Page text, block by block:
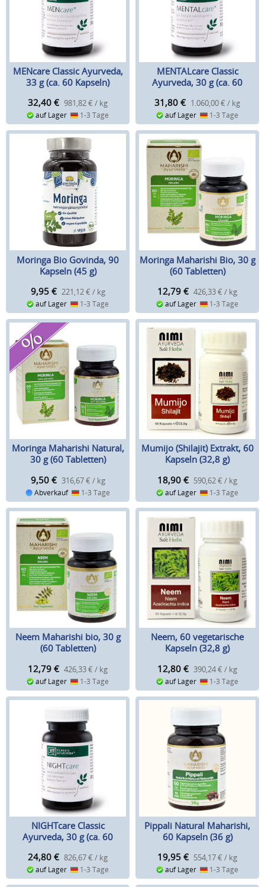
MENcare Classic Ayurveda,
33 g (ca. 60 Kapseln)
32,40 € 981,82 € / kg
auf Lager 1-3 Tage
MENTALcare Classic
Ayurveda, 30 g (ca. 60
31,80 € 1.060,00 € / kg
auf Lager 1-3 Tage
Moringa Bio Govinda, 90
Kapseln (45 g)
9,95 € 221,12 € / kg
auf Lager 1-3 Tage
Moringa Maharishi Bio, 30 g
(60 Tabletten)
12,79 € 426,33 € / kg
auf Lager 1-3 Tage
Moringa Maharishi Natural,
30 g (60 Tabletten)
9,50 € 316,67 € / kg
Abverkauf 1-3 Tage
Mumijo (Shilajit) Extrakt, 60
Kapseln (32,8 g)
18,90 € 590,62 € / kg
auf Lager 1-3 Tage
Neem Maharishi bio, 30 g
(60 Tabletten)
12,79 € 426,33 € / kg
auf Lager 1-3 Tage
Neem, 60 vegetarische
Kapseln (32,8 g)
12,80 € 390,24 € / kg
auf Lager 1-3 Tage
NIGHTcare Classic
Ayurveda, 30 g (ca. 60
24,80 € 826,67 € / kg
auf Lager 1-3 Tage
Pippali Natural Maharishi,
60 Kapseln (36 g)
19,95 € 554,17 € / kg
auf Lager 1-3 Tage